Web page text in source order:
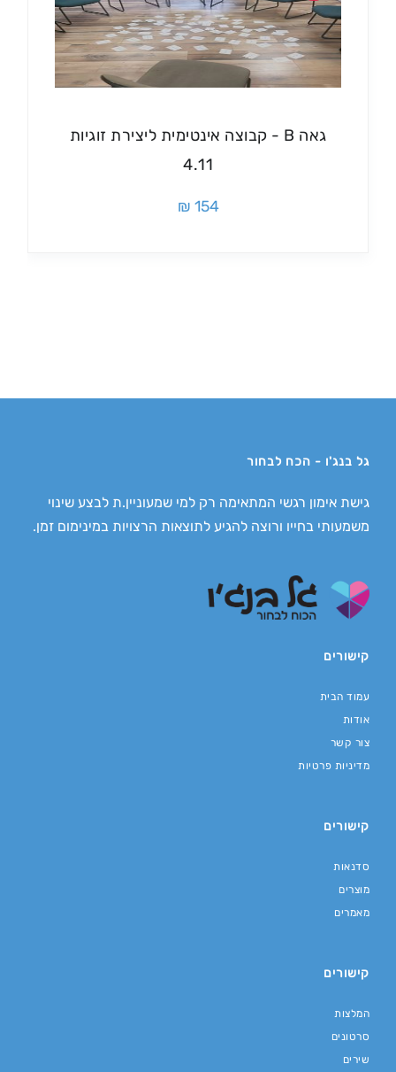
גאה B - קבוצה אינטימית ליצירת זוגיות
4.11
154 ₪
גל בנג'ו - הכח לבחור
גישת אימון רגשי המתאימה רק למי שמעוניין.ת לבצע שינוי
משמעותי בחייו ורוצה להגיע לתוצאות הרצויות במינימום זמן.
קישורים
עמוד הבית
אודות
צור קשר
מדיניות פרטיות
קישורים
סדנאות
מוצרים
מאמרים
קישורים
המלצות
סרטונים
שירים